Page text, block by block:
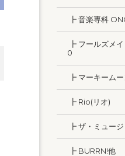
┣ 音楽専科
┣ フールズメ
0
┣ マーキームー
┣ Rio(リオ)
┣ ザ・ミュージ
┣ BURRN!他